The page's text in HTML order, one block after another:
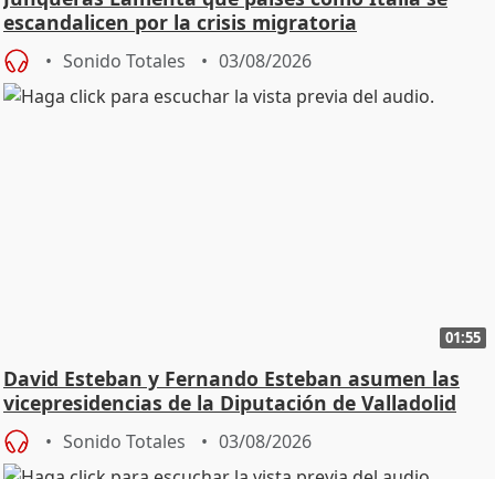
escandalicen por la crisis migratoria
Sonido Totales 03/08/2026
01:55
David Esteban y Fernando Esteban asumen las
vicepresidencias de la Diputación de Valladolid
Sonido Totales 03/08/2026